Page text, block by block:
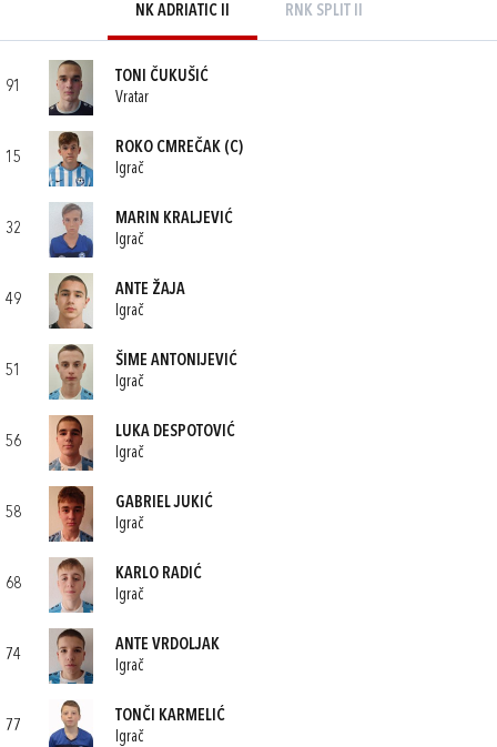
NK ADRIATIC II RNK SPLIT II
91
TONI ČUKUŠIĆ
Vratar
15
ROKO CMREČAK (C)
Igrač
32
MARIN KRALJEVIĆ
Igrač
49
ANTE ŽAJA
Igrač
51
ŠIME ANTONIJEVIĆ
Igrač
56
LUKA DESPOTOVIĆ
Igrač
58
GABRIEL JUKIĆ
Igrač
68
KARLO RADIĆ
Igrač
74
ANTE VRDOLJAK
Igrač
77
TONČI KARMELIĆ
Igrač